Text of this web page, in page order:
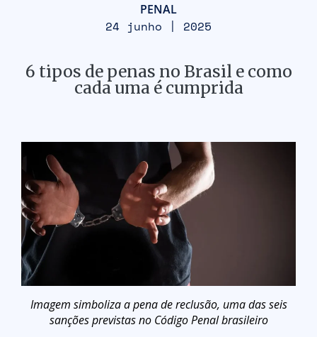
PENAL
24 junho | 2025
6 tipos de penas no Brasil e como
cada uma é cumprida
Imagem simboliza a pena de reclusão, uma das seis
sanções previstas no Código Penal brasileiro